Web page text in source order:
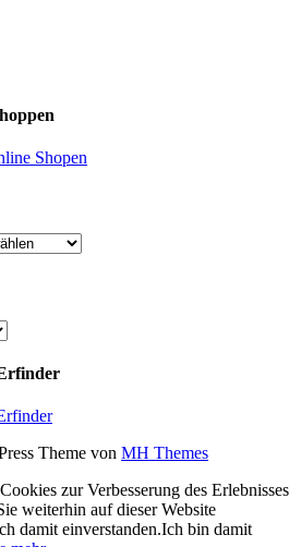
Theme von MH Themes
zur Verbesserung des Erlebnisses
weiterhin auf dieser Website
damit einverstanden.Ich bin damit